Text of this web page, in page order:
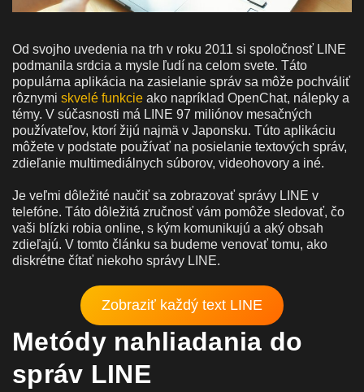
Od svojho uvedenia na trh v roku 2011 si spoločnosť LINE
podmanila srdcia a mysle ľudí na celom svete. Táto
populárna aplikácia na zasielanie správ sa môže pochváliť
rôznymi skvelé funkcie ako napríklad OpenChat, nálepky a
témy. V súčasnosti má LINE 97 miliónov mesačných
používateľov, ktorí žijú najmä v Japonsku. Túto aplikáciu
môžete v podstate používať na posielanie textových správ,
zdieľanie multimediálnych súborov, videohovory a iné.
Je veľmi dôležité naučiť sa zobrazovať správy LINE v
telefóne. Táto dôležitá zručnosť vám pomôže sledovať, čo
vaši blízki robia online, s kým komunikujú a aký obsah
zdieľajú. V tomto článku sa budeme venovať tomu, ako
diskrétne čítať niekoho správy LINE.
Zobraziť každý text LINE
Metódy nahliadania do
správ LINE